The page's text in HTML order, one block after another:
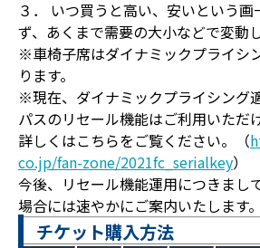
３． いつ買うと高い、安いという
ず、あくまで需要の大小などで変動
※車椅子席はダイナミックプライシ
ります。
※現在、ダイナミックプライシング
パスのリセール機能はご利用いただ
詳しくはこちらをご覧ください。（
co.jp/fan-zone/2021fc_serialkey）
今後、リセール機能運用につきまし
場合には速やかにご案内いたします。
チケット購入方法